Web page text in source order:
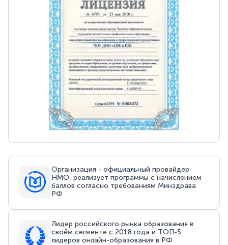
Организация - официальный провайдер
НМО, реализует программы с начислением
баллов согласно требованиям Минздрава
РФ
Лидер российского рынка образования в
своём сегменте с 2018 года и ТОП-5
лидеров онлайн-образования в РФ